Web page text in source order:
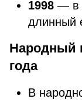
1998 — в
длинный
Народный
года
В